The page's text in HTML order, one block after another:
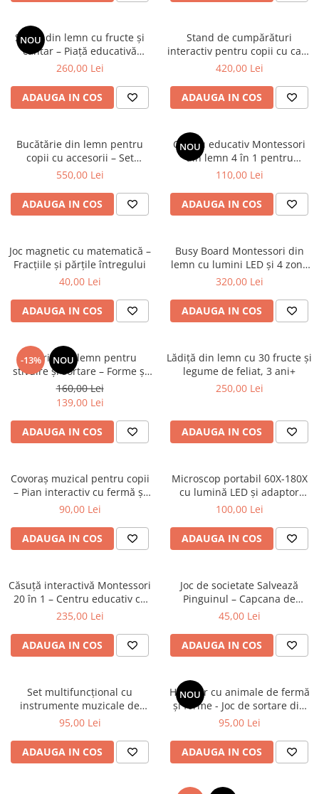
NOU
Stand din lemn cu fructe și
cântar – Piață educativă
pentru jocuri de rol
260,00 Lei
ADAUGA IN COS
Stand de cumpărături
interactiv pentru copii cu casă
de marcat și accesorii
420,00 Lei
ADAUGA IN COS
Bucătărie din lemn pentru
copii cu accesorii – Set
complet pentru jocuri de rol
550,00 Lei
ADAUGA IN COS
NOU
Centru educativ Montessori
din lemn 4 în 1 pentru
învățarea culorilor și formelor
110,00 Lei
ADAUGA IN COS
Joc magnetic cu matematică –
Fracțiile și părțile întregului
40,00 Lei
ADAUGA IN COS
Busy Board Montessori din
lemn cu lumini LED și 4 zone
de activități
320,00 Lei
ADAUGA IN COS
-13% NOU
Jucărie din lemn pentru
stivuire și sortare – Forme și
culori, 2 ani+
160,00 Lei
139,00 Lei
ADAUGA IN COS
Lădiță din lemn cu 30 fructe și
legume de feliat, 3 ani+
250,00 Lei
ADAUGA IN COS
Covoraș muzical pentru copii
– Pian interactiv cu fermă și
numere
90,00 Lei
ADAUGA IN COS
Microscop portabil 60X-180X
cu lumină LED și adaptor
pentru telefon
100,00 Lei
ADAUGA IN COS
Căsuță interactivă Montessori
20 în 1 – Centru educativ cu
lumini, muzică și activități
235,00 Lei
ADAUGA IN COS
Joc de societate Salvează
Pinguinul – Capcana de
gheață
45,00 Lei
ADAUGA IN COS
Set multifuncțional cu
instrumente muzicale de
percuție pentru bebeluși - 10
95,00 Lei
ADAUGA IN COS
NOU
Hambar cu animale de fermă
și forme - Joc de sortare din
lemn 18 luni +
95,00 Lei
ADAUGA IN COS